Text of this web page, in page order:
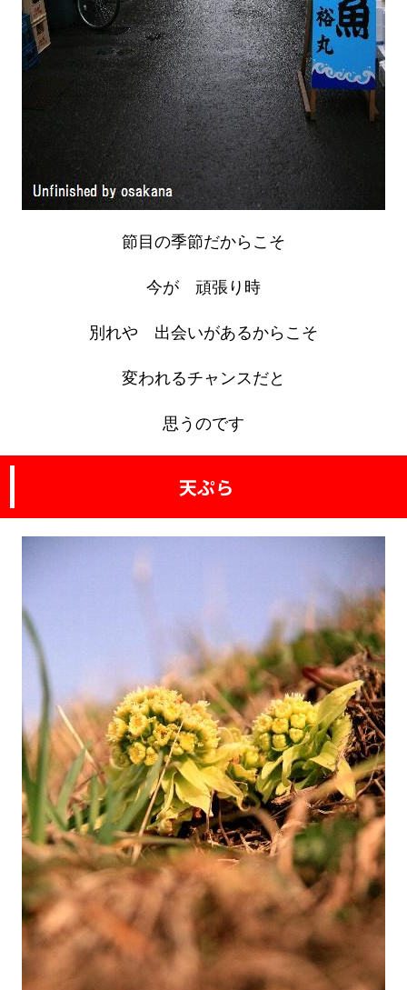
節目の季節だからこそ
今が 頑張り時
別れや 出会いがあるからこそ
変われるチャンスだと
思うのです
天ぷら